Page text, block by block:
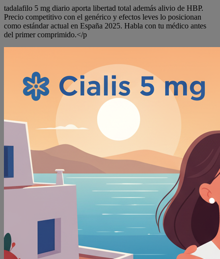
tadalafilo 5 mg diario aporta libertad total además alivio de HBP.
Precio competitivo con el genérico y efectos leves lo posicionan
como estándar actual en España 2025. Habla con tu médico antes
del primer comprimido.</p